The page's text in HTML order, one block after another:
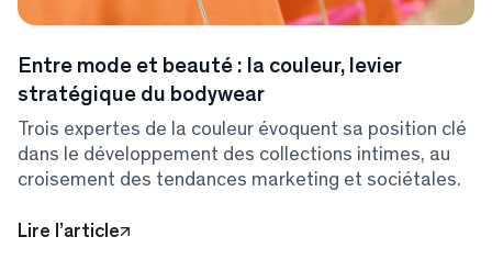
Entre mode et beauté : la couleur, levier
stratégique du bodywear
Trois expertes de la couleur évoquent sa position clé
dans le développement des collections intimes, au
croisement des tendances marketing et sociétales.
Lire l’article